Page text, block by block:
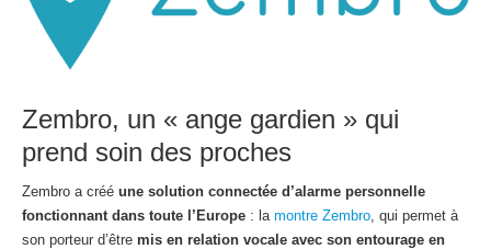
Zembro, un « ange gardien » qui
prend soin des proches
Zembro a créé une solution connectée d’alarme personnelle
fonctionnant dans toute l’Europe : la montre Zembro , qui permet à
son porteur d’être mis en relation vocale avec son entourage en